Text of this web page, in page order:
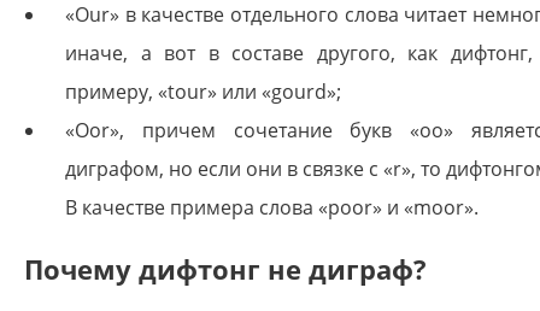
«Our» в качестве отдельного слова читает
иначе, а вот в составе другого, как
примеру, «tour» или «gourd»;
«Oor», причем сочетание букв «оо»
диграфом, но если они в связке с «r», то
В качестве примера слова «poor» и «moor».
Почему дифтонг не диграф?